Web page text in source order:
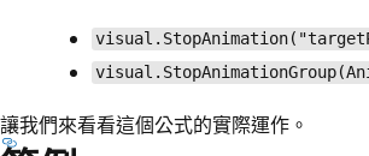
讓我們來看看這個公式的實際運作。